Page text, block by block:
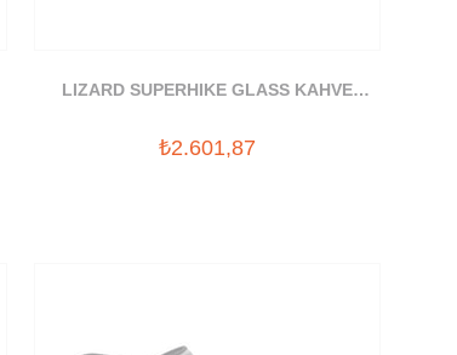
LIZARD SUPERHIKE GLASS KAHVE
₺2.601,87